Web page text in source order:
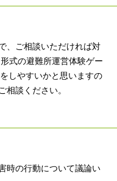
、ご相談いただければ対
式の避難所運営体験ゲー
しやすいかと思いますの
相談ください。
時の行動について議論い